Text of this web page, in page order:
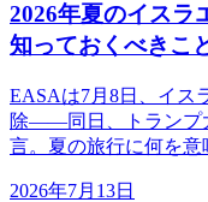
2026年夏のイスラ
知っておくべきこ
EASAは7月8日、イス
除——同日、トランプ
言。夏の旅行に何を意
2026年7月13日